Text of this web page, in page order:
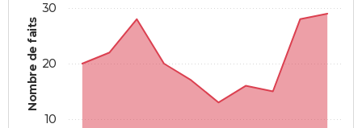
Nombre de faits
10
20
30